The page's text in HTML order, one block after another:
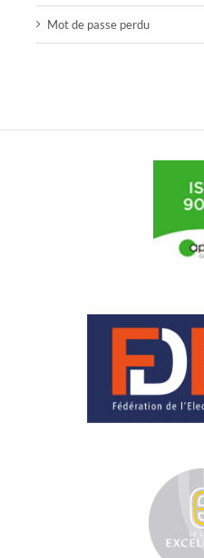
Mot de passe perdu